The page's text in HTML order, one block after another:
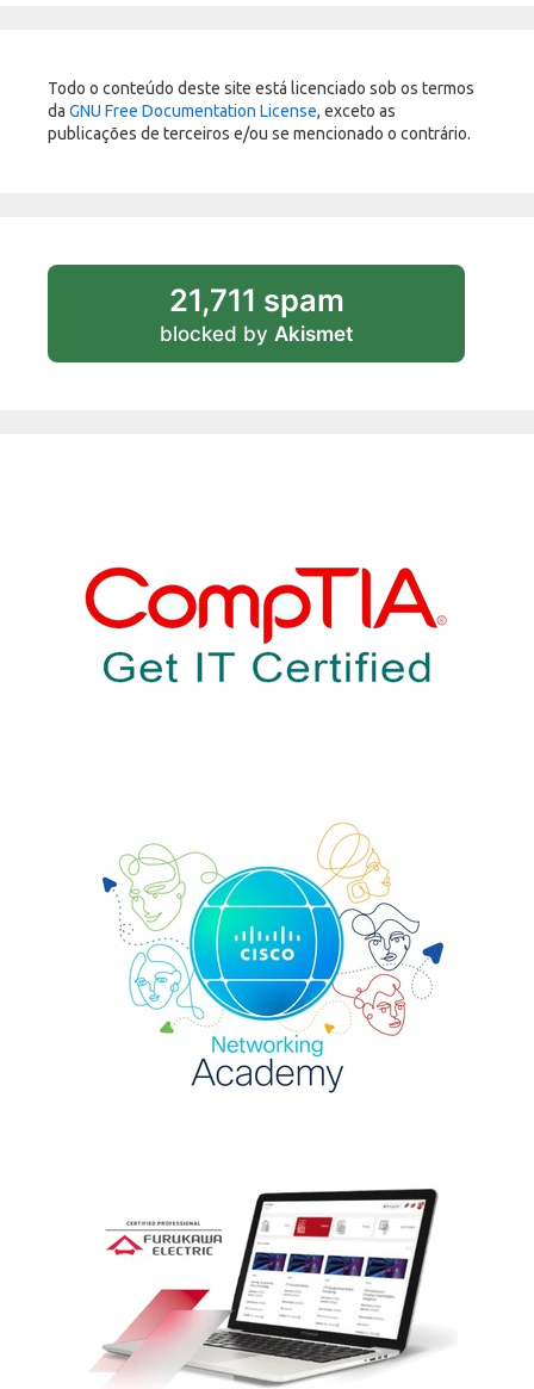
Todo o conteúdo deste site está licenciado sob os termos
da GNU Free Documentation License, exceto as
publicações de terceiros e/ou se mencionado o contrário.
21,711 spam
blocked by Akismet